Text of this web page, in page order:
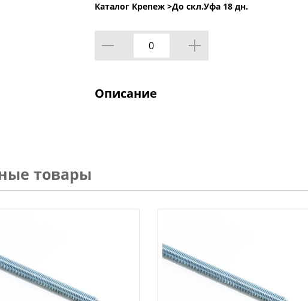
Каталог Крепеж >До скл.Уфа 18 дн.
Описание
товары